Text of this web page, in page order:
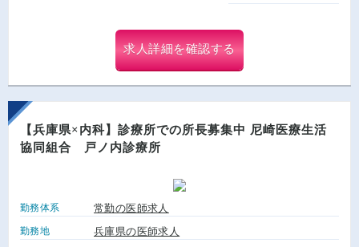
求人詳細を確認する
【兵庫県×内科】診療所での所長募集中 尼崎医療生活
協同組合 戸ノ内診療所
勤務体系 常勤の医師求人
勤務地 兵庫県の医師求人